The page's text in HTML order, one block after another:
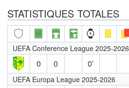
STATISTIQUES TOTALES
UEFA Conference League 2025-2026
0 0 0′
UEFA Europa League 2025-2026